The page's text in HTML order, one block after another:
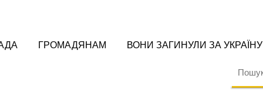
ГРОМАДЯНАМ ВОНИ ЗАГИНУЛИ ЗА УКРАЇНУ